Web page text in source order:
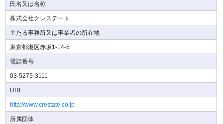
氏名又は名称
株式会社クレステート
主たる事務所又は事業者の所在地
東京都港区赤坂1-14-5
電話番号
03-5275-3111
URL
http://www.crestate.co.jp
所属団体